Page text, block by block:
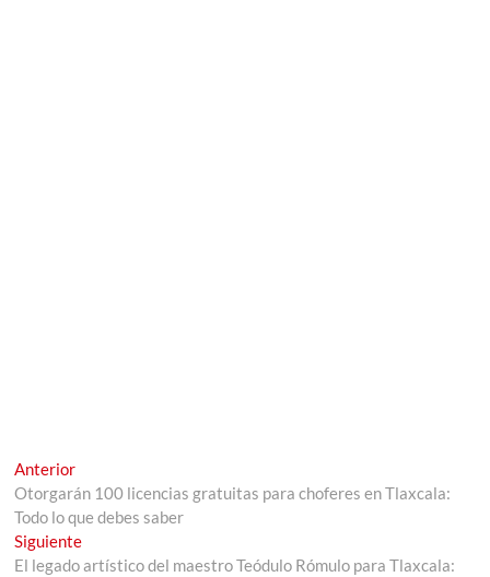
Navegación
de
entradas
AnteriorEntrada
anterior:
Otorgarán 100 licencias gratuitas para choferes en Tlaxcala:
Todo lo que debes saber
SiguienteEntrada
siguiente:
El legado artístico del maestro Teódulo Rómulo para Tlaxcala: